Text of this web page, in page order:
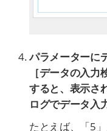
パラメーターに
［データの入力
すると、表示さ
ログでデータ入
たとえば、「5